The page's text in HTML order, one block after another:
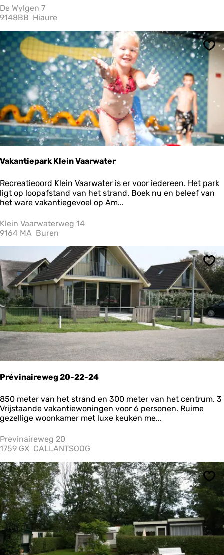
s
h
i
s
&
B
i
o
l
o
g
i
s
c
h
e
B
e
r
d
r
i
e
H
o
o
p
De Wylgen 7
9148BB Hiaure
Vakantiepark Klein Vaarwater
V
a
k
n
t
e
p
a
r
k
K
l
e
i
n
V
a
a
r
w
t
e
r
Recreatieoord Klein Vaarwater is er voor iedereen. Het park
ligt op loopafstand van het strand. Boek nu en beleef van
het ware vakantiegevoel op Am...
Klein Vaarwaterweg 14
9164 MA Buren
Prévinaireweg 20-22-24
P
r
é
i
n
i
r
e
w
e
g
2
0
-
2
850 meter van het strand en 300 meter van het centrum. 3
Vrijstaande vakantiewoningen voor 6 personen. Ruime
gezellige woonkamer met luxe keuken me...
Previnaireweg 20
1759 GX CALLANTSOOG